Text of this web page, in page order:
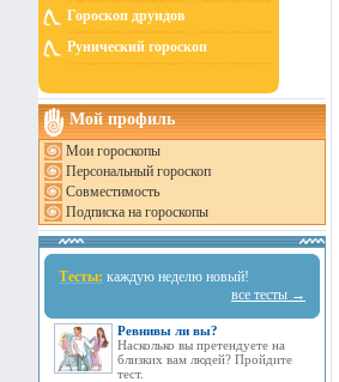
Гороскоп друидов
Рунический гороскоп
Мой профиль
Мои гороскопы
Персональный гороскоп
Совместимость
Подписка на гороскопы
Тесты: каждую неделю новый!
все тесты →
Ревнивы ли вы?
Насколько вы претендуете на
близких вам людей? Пройдите
тест.